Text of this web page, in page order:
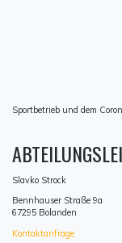
Sportbetrieb und dem
Slavko Strock
Bennhauser Straße 9a
67295 Bolanden
Kontaktanfrage